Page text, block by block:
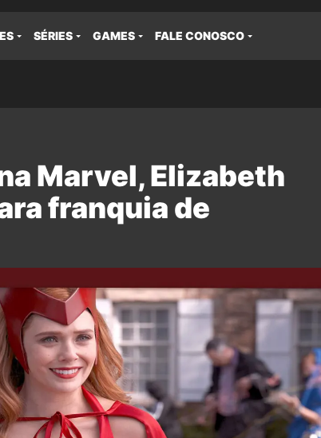
SÉRIES GAMES FALE CONOSCO
Marvel, Elizabeth
franquia de